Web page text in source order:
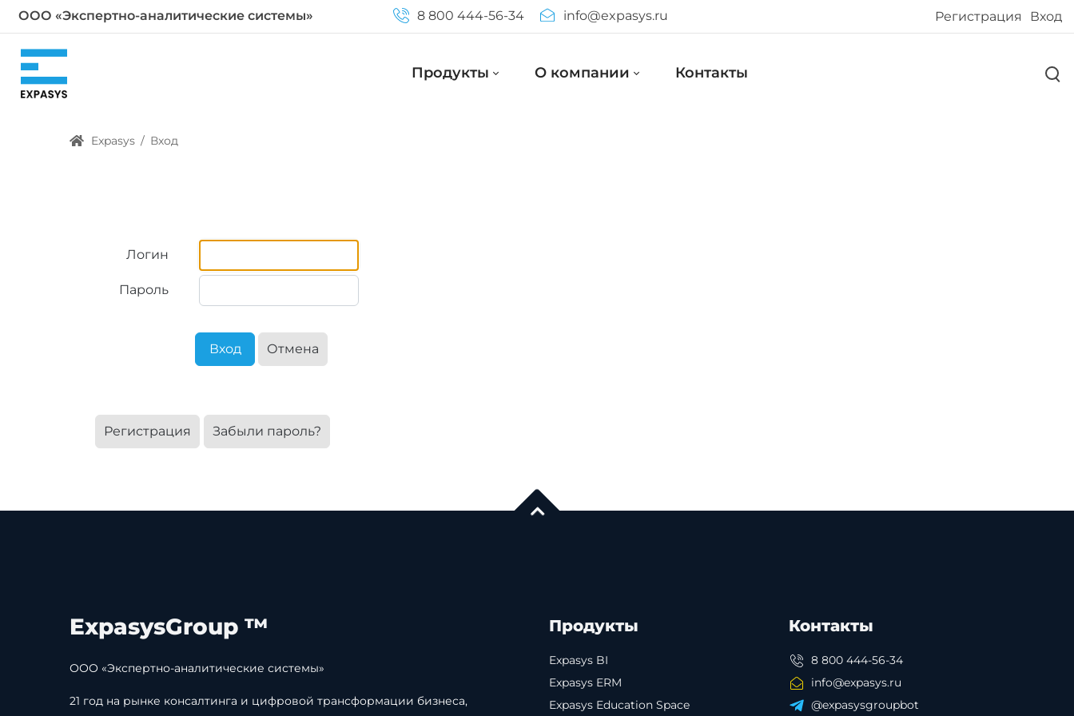
ООО «Экспертно-аналитические системы» 8 800 444-56-34 info@expasys.ru Регистрация Вход
Продукты О компании Контакты
Expasys / Вход
Логин
Пароль
Вход Отмена
Регистрация Забыли пароль?
ExpasysGroup ™
ООО «Экспертно-аналитические системы»
21 год на рынке консалтинга и цифровой трансформации бизнеса,
Продукты
Expasys BI
Expasys ERM
Expasys Education Space
Контакты
8 800 444-56-34
info@expasys.ru
@expasysgroupbot